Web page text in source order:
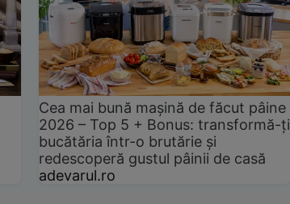
Cea mai bună mașină de făcut pâine
2026 – Top 5 + Bonus: transformă-ți
bucătăria într-o brutărie și
redescoperă gustul pâinii de casă
adevarul.ro